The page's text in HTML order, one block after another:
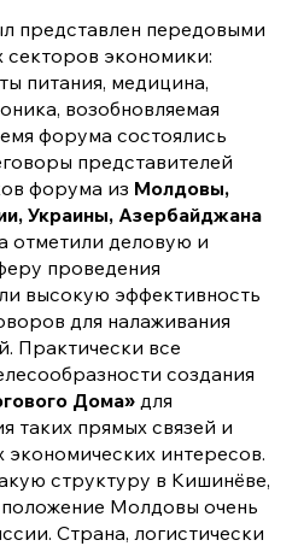
представлен передовыми
экономики:
питания, медицина,
возобновляемая
форума состоялись
представителей
форума из Молдовы,
Украины, Азербайджана
отметили деловую и
проведения
высокую эффективность
для налаживания
Практически все
создания
Дома» для
таких прямых связей и
интересов.
структуру в Кишинёве,
положение Молдовы очень
Страна, логистически